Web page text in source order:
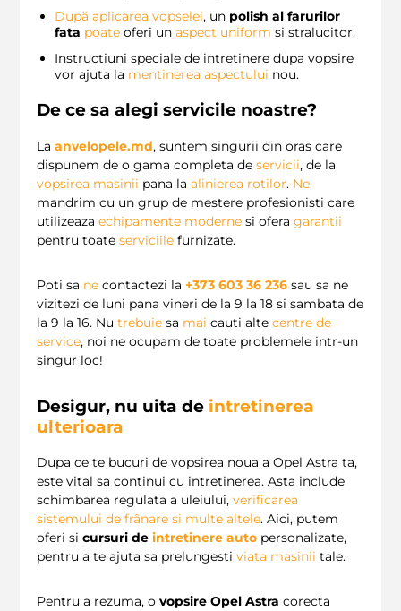
După aplicarea vopselei, un polish al farurilor
fata poate oferi un aspect uniform si stralucitor.
Instructiuni speciale de intretinere dupa vopsire
vor ajuta la mentinerea aspectului nou.
De ce sa alegi servicile noastre?
La anvelopele.md, suntem singurii din oras care
dispunem de o gama completa de servicii, de la
vopsirea masinii pana la alinierea rotilor. Ne
mandrim cu un grup de mestere profesionisti care
utilizeaza echipamente moderne si ofera garantii
pentru toate serviciile furnizate.
Poti sa ne contactezi la +373 603 36 236 sau sa ne
vizitezi de luni pana vineri de la 9 la 18 si sambata de
la 9 la 16. Nu trebuie sa mai cauti alte centre de
service, noi ne ocupam de toate problemele intr-un
singur loc!
Desigur, nu uita de intretinerea
ulterioara
Dupa ce te bucuri de vopsirea noua a Opel Astra ta,
este vital sa continui cu intretinerea. Asta include
schimbarea regulata a uleiului, verificarea
sistemului de frânare si multe altele. Aici, putem
oferi si cursuri de intretinere auto personalizate,
pentru a te ajuta sa prelungesti viata masinii tale.
Pentru a rezuma, o vopsire Opel Astra corecta